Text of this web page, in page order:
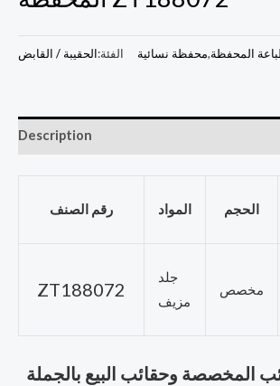
الفئة:الحقيبة / القابض المحفظة,محفظة نسائية
Description
رقم الصنف المواد الحجم
ZT188072
جلد
مزيف
مخصص